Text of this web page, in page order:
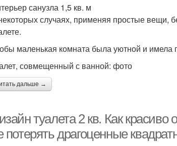
санузла 1,5 кв. м
случаях, применяя простые вещи,
маленькая комната была уютной и имела
совмещенный с ванной: фото
дальше →
туалета 2 кв. Как
потерять драгоценные